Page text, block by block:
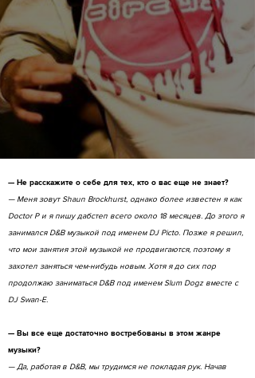
— Не расскажите о себе для тех, кто о вас еще не знает?
— Меня зовут Shaun Brockhurst, однако более известен я как
Doctor P и я пишу дабстеп всего около 18 месяцев. До этого я
занимался D&B музыкой под именем DJ Picto. Позже я решил,
что мои занятия этой музыкой не продвигаются, поэтому я
захотел заняться чем-нибудь новым. Хотя я до сих пор
продолжаю заниматься D&B под именем Slum Dogz вместе с
DJ Swan-E.
— Вы все еще достаточно востребованы в этом жанре
музыки?
— Да, работая в D&B, мы трудимся не покладая рук. Начав